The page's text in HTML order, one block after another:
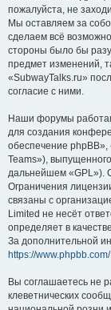
пожалуйста, не
Мы оставляем за
сделаем всё
стороны было бы
предмет изменений,
«SubwayTalks.ru»
согласие с ними.
Наши форумы
для создания
обеспечение
Teams»),
дальнейшем «GPL»).
Ограничения
связаны с
Limited не несёт
определяет в
За дополнительной
https://www.phpbb.com/
Вы соглашаетесь не
клеветнических